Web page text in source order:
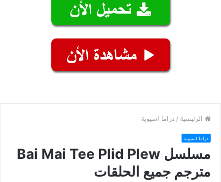
الرئيسية / دراما اسيوية
دراما اسيوية
مسلسل Bai Mai Tee Plid Plew
مترجم جميع الحلقات